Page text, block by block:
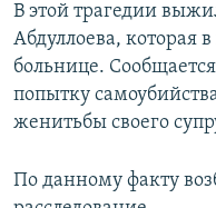
В этой трагедии
Абдуллоева, которая
больнице.
попытку
женитьбы своего
По данному факту